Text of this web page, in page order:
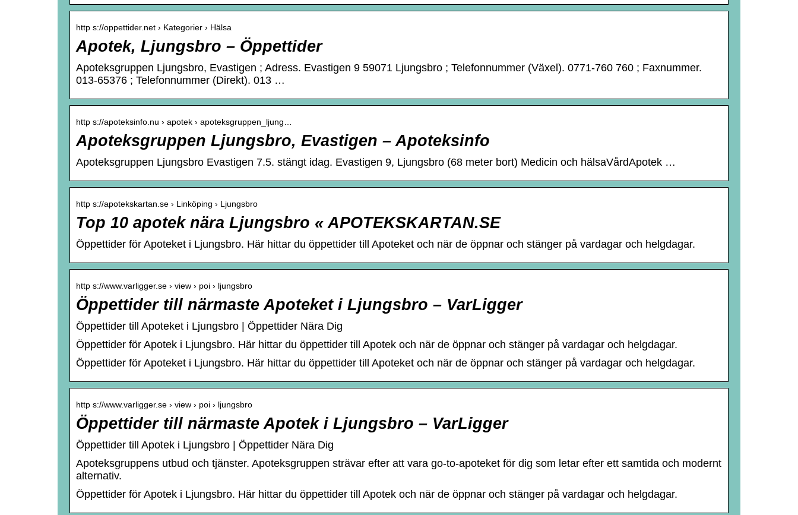
http s://oppettider.net › Kategorier › Hälsa
Apotek, Ljungsbro – Öppettider
Apoteksgruppen Ljungsbro, Evastigen ; Adress. Evastigen 9 59071 Ljungsbro ; Telefonnummer (Växel). 0771-760 760 ; Faxnummer.
013-65376 ; Telefonnummer (Direkt). 013 …
http s://apoteksinfo.nu › apotek › apoteksgruppen_ljung…
Apoteksgruppen Ljungsbro, Evastigen – Apoteksinfo
Apoteksgruppen Ljungsbro Evastigen 7.5. stängt idag. Evastigen 9, Ljungsbro (68 meter bort) Medicin och hälsaVårdApotek …
http s://apotekskartan.se › Linköping › Ljungsbro
Top 10 apotek nära Ljungsbro « APOTEKSKARTAN.SE
Öppettider för Apoteket i Ljungsbro. Här hittar du öppettider till Apoteket och när de öppnar och stänger på vardagar och helgdagar.
http s://www.varligger.se › view › poi › ljungsbro
Öppettider till närmaste Apoteket i Ljungsbro – VarLigger
Öppettider till Apoteket i Ljungsbro | Öppettider Nära Dig
Öppettider för Apotek i Ljungsbro. Här hittar du öppettider till Apotek och när de öppnar och stänger på vardagar och helgdagar.
Öppettider för Apoteket i Ljungsbro. Här hittar du öppettider till Apoteket och när de öppnar och stänger på vardagar och helgdagar.
http s://www.varligger.se › view › poi › ljungsbro
Öppettider till närmaste Apotek i Ljungsbro – VarLigger
Öppettider till Apotek i Ljungsbro | Öppettider Nära Dig
Apoteksgruppens utbud och tjänster. Apoteksgruppen strävar efter att vara go-to-apoteket för dig som letar efter ett samtida och modernt
alternativ.
Öppettider för Apotek i Ljungsbro. Här hittar du öppettider till Apotek och när de öppnar och stänger på vardagar och helgdagar.